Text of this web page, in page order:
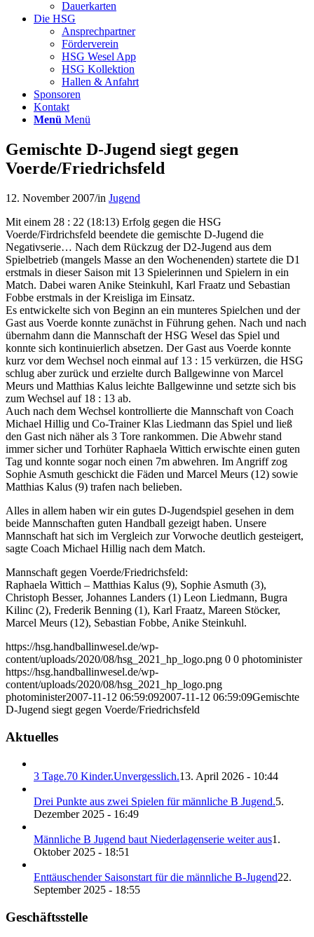
Dauerkarten
Die HSG
Ansprechpartner
Förderverein
HSG Wesel App
HSG Kollektion
Hallen & Anfahrt
Sponsoren
Kontakt
Menü Menü
Gemischte D-Jugend siegt gegen
Voerde/Friedrichsfeld
12. November 2007/in Jugend
Mit einem 28 : 22 (18:13) Erfolg gegen die HSG
Voerde/Firdrichsfeld beendete die gemischte D-Jugend die
Negativserie… Nach dem Rückzug der D2-Jugend aus dem
Spielbetrieb (mangels Masse an den Wochenenden) startete die D1
erstmals in dieser Saison mit 13 Spielerinnen und Spielern in ein
Match. Dabei waren Anike Steinkuhl, Karl Fraatz und Sebastian
Fobbe erstmals in der Kreisliga im Einsatz.
Es entwickelte sich von Beginn an ein munteres Spielchen und der
Gast aus Voerde konnte zunächst in Führung gehen. Nach und nach
übernahm dann die Mannschaft der HSG Wesel das Spiel und
konnte sich kontinuierlich absetzen. Der Gast aus Voerde konnte
kurz vor dem Wechsel noch einmal auf 13 : 15 verkürzen, die HSG
schlug aber zurück und erzielte durch Ballgewinne von Marcel
Meurs und Matthias Kalus leichte Ballgewinne und setzte sich bis
zum Wechsel auf 18 : 13 ab.
Auch nach dem Wechsel kontrollierte die Mannschaft von Coach
Michael Hillig und Co-Trainer Klas Liedmann das Spiel und ließ
den Gast nich näher als 3 Tore rankommen. Die Abwehr stand
immer sicher und Torhüter Raphaela Wittich erwischte einen guten
Tag und konnte sogar noch einen 7m abwehren. Im Angriff zog
Sophie Asmuth geschickt die Fäden und Marcel Meurs (12) sowie
Matthias Kalus (9) trafen nach belieben.
Alles in allem haben wir ein gutes D-Jugendspiel gesehen in dem
beide Mannschaften guten Handball gezeigt haben. Unsere
Mannschaft hat sich im Vergleich zur Vorwoche deutlich gesteigert,
sagte Coach Michael Hillig nach dem Match.
Mannschaft gegen Voerde/Friedrichsfeld:
Raphaela Wittich – Matthias Kalus (9), Sophie Asmuth (3),
Christoph Besser, Johannes Landers (1) Leon Liedmann, Bugra
Kilinc (2), Frederik Benning (1), Karl Fraatz, Mareen Stöcker,
Marcel Meurs (12), Sebastian Fobbe, Anike Steinkuhl.
https://hsg.handballinwesel.de/wp-
content/uploads/2020/08/hsg_2021_hp_logo.png 0 0 photominister
https://hsg.handballinwesel.de/wp-
content/uploads/2020/08/hsg_2021_hp_logo.png
photominister2007-11-12 06:59:092007-11-12 06:59:09Gemischte
D-Jugend siegt gegen Voerde/Friedrichsfeld
Aktuelles
3 Tage.70 Kinder.Unvergesslich.13. April 2026 - 10:44
Drei Punkte aus zwei Spielen für männliche B Jugend.5.
Dezember 2025 - 16:49
Männliche B Jugend baut Niederlagenserie weiter aus1.
Oktober 2025 - 18:51
Enttäuschender Saisonstart für die männliche B-Jugend22.
September 2025 - 18:55
Geschäftsstelle